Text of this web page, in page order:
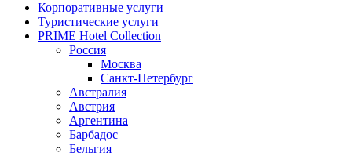
Корпоративные услуги
Туристические услуги
PRIME Hotel Collection
Россия
Москва
Санкт-Петербург
Австралия
Австрия
Аргентина
Барбадос
Бельгия